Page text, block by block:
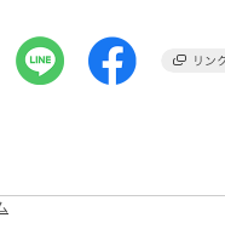
ハンドケア・ネイルケア ／
ドクリーム・ネイルケア
＊＊